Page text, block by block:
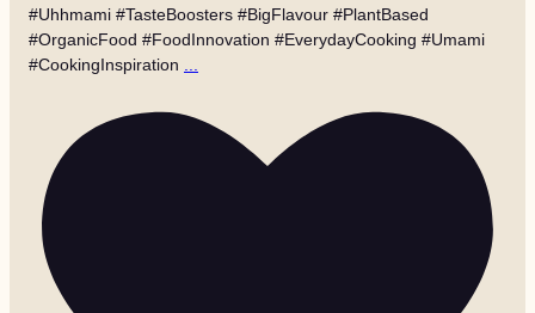
#Uhhmami #TasteBoosters #BigFlavour #PlantBased
#OrganicFood #FoodInnovation #EverydayCooking #Umami
#CookingInspiration ...